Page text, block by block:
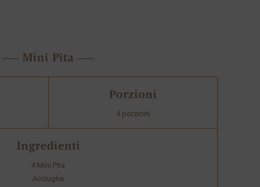
Mini Pita
Porzioni
4 porzioni
Ingredienti
4 Mini Pita
Acciughe